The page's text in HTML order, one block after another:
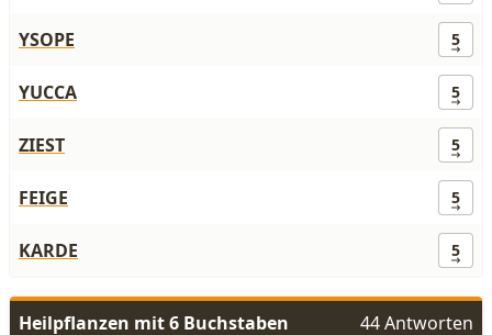
YSOPE 5
YUCCA 5
ZIEST 5
FEIGE 5
KARDE 5
Heilpflanzen mit 6 Buchstaben
44 Antworten